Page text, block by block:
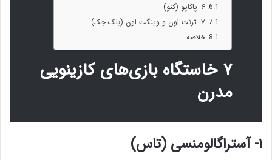
۶- پاکاپو (کنو)
۷- ترنت اون و وینگت اون (بلک جک)
خلاصه
۷ خاستگاه بازی‌های کازینویی
مدرن
۱- آستراگالومنسی (تاس)